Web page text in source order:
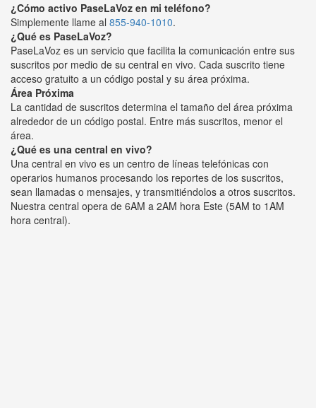
¿Cómo activo PaseLaVoz en mi teléfono?
Simplemente llame al 855-940-1010.
¿Qué es PaseLaVoz?
PaseLaVoz es un servicio que facilita la comunicación entre sus
suscritos por medio de su central en vivo. Cada suscrito tiene
acceso gratuito a un código postal y su área próxima.
Área Próxima
La cantidad de suscritos determina el tamaño del área próxima
alrededor de un código postal. Entre más suscritos, menor el
área.
¿Qué es una central en vivo?
Una central en vivo es un centro de líneas telefónicas con
operarios humanos procesando los reportes de los suscritos,
sean llamadas o mensajes, y transmitiéndolos a otros suscritos.
Nuestra central opera de 6AM a 2AM hora Este (5AM to 1AM
hora central).